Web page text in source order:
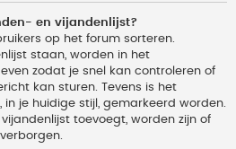
en vijandenlijst?
op het forum sorteren.
staan, worden in het
zodat je snel kan controleren of
kan sturen. Tevens is het
je huidige stijl, gemarkeerd worden.
toevoegt, worden zijn of